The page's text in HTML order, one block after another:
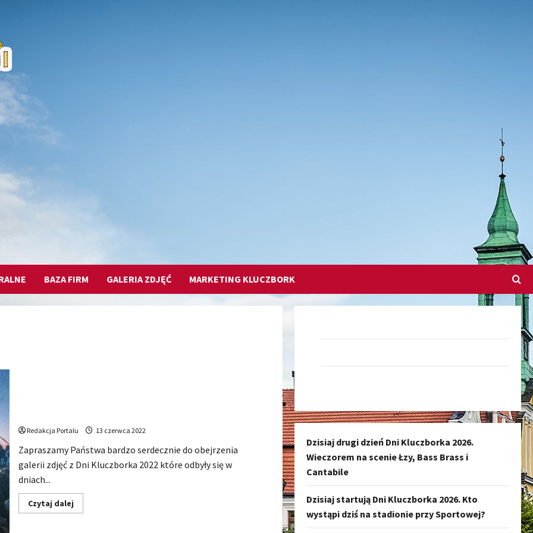
BAZA FIRM GALERIA ZDJĘĆ MARKETING KLUCZBORK
Redakcja Portalu 13 czerwca 2022
Zapraszamy Państwa bardzo serdecznie do obejrzenia
galerii zdjęć z Dni Kluczborka 2022 które odbyły się w
dniach...
Czytaj dalejDowiedz
się
Dzisiaj drugi dzień Dni Kluczborka 2026.
Wieczorem na scenie Łzy, Bass Brass i
Cantabile
Dzisiaj startują Dni Kluczborka 2026. Kto
wystąpi dziś na stadionie przy Sportowej?